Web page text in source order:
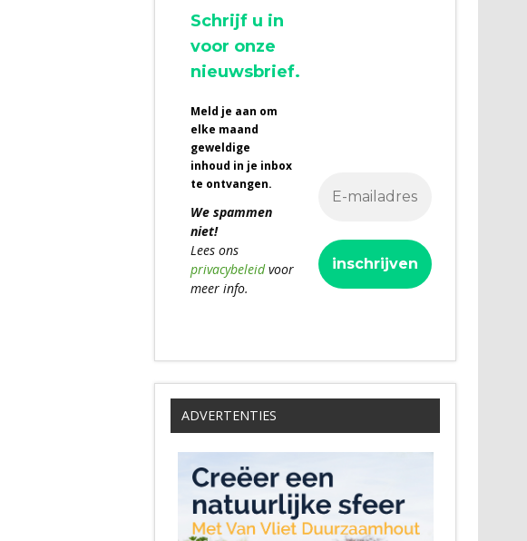
Schrijf u in
voor onze
nieuwsbrief.
Meld je aan om
elke maand
geweldige
inhoud in je inbox
te ontvangen.
We spammen
niet!
Lees ons
privacybeleidvoor
meer info.
ADVERTENTIES